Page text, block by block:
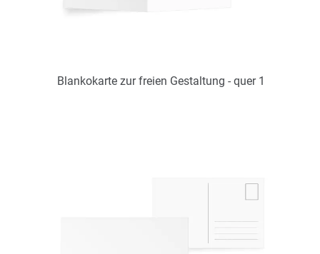
Blankokarte zur freien Gestaltung - quer 1